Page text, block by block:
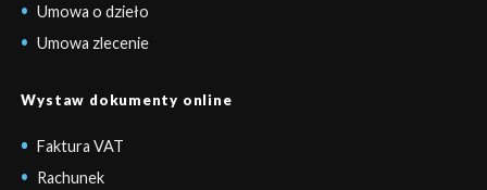
Umowa o dzieło
Umowa zlecenie
Wystaw dokumenty online
Faktura VAT
Rachunek